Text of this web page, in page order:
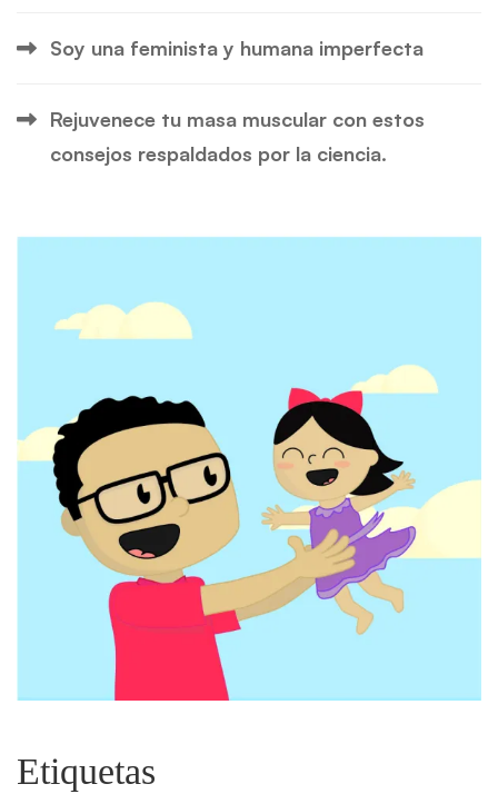
Soy una feminista y humana imperfecta
Rejuvenece tu masa muscular con estos
consejos respaldados por la ciencia.
Etiquetas